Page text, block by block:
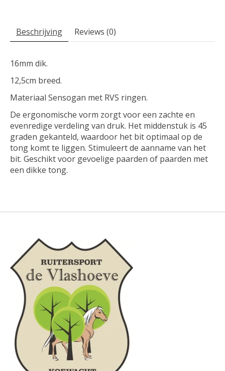
Beschrijving Reviews (0)
16mm dik.
12,5cm breed.
Materiaal Sensogan met RVS ringen.
De ergonomische vorm zorgt voor een zachte en
evenredige verdeling van druk. Het middenstuk is 45
graden gekanteld, waardoor het bit optimaal op de
tong komt te liggen. Stimuleert de aanname van het
bit. Geschikt voor gevoelige paarden of paarden met
een dikke tong.